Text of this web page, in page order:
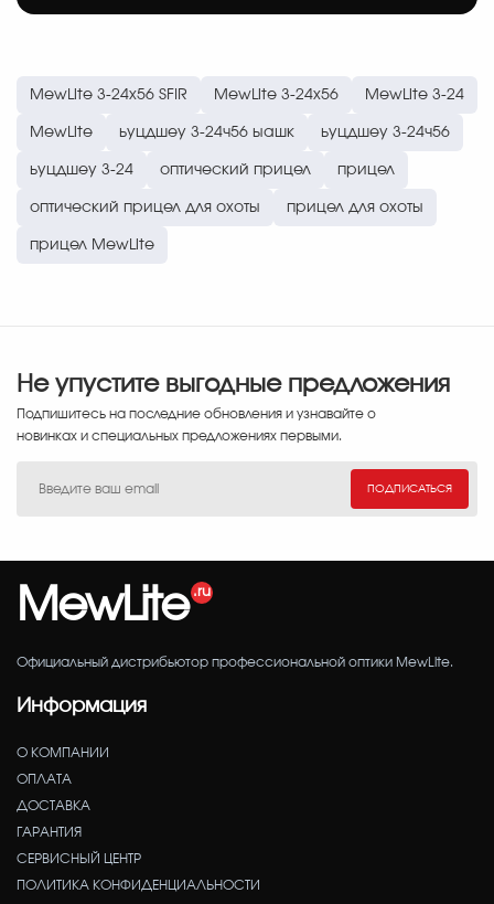
MewLite 3-24x56 SFIR MewLite 3-24x56 MewLite 3-24
MewLite ьуцдшеу 3-24ч56 ыашк ьуцдшеу 3-24ч56
ьуцдшеу 3-24 оптический прицел прицел
оптический прицел для охоты прицел для охоты
прицел MewLite
Не упустите выгодные предложения
Подпишитесь на последние обновления и узнавайте о
новинках и специальных предложениях первыми.
ПОДПИСАТЬСЯ
MewLite
Официальный дистрибьютор профессиональной оптики MewLite.
Информация
О КОМПАНИИ
ОПЛАТА
ДОСТАВКА
ГАРАНТИЯ
СЕРВИСНЫЙ ЦЕНТР
ПОЛИТИКА КОНФИДЕНЦИАЛЬНОСТИ